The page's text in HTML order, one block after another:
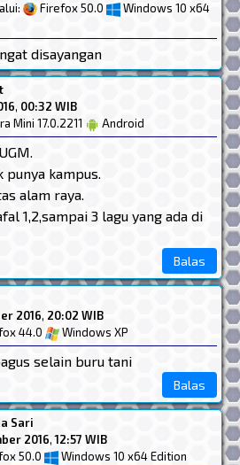
Firefox 50.0
Windows 10 x64
disayangan
, 00:32 WIB
Mini 17.0.2211 Android
punya kampus.
alam raya.
1,2,sampai 3 lagu yang ada di
Balas
2016, 20:02 WIB
44.0 Windows XP
selain buru tani
Balas
Sari
2016,12:57 WIB
50.0 Windows 10 x64 Edition